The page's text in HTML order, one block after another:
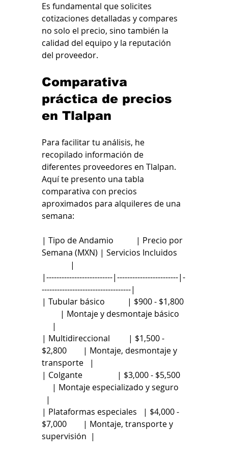
Es fundamental que solicites
cotizaciones detalladas y compares
no solo el precio, sino también la
calidad del equipo y la reputación
del proveedor.
Comparativa
práctica de precios
en Tlalpan
Para facilitar tu análisis, he
recopilado información de
diferentes proveedores en Tlalpan.
Aquí te presento una tabla
comparativa con precios
aproximados para alquileres de una
semana:
| Tipo de Andamio           | Precio por
Semana (MXN) | Servicios Incluidos
              |
|--------------------------|------------------------|-
-----------------------------------|
| Tubular básico           | $900 - $1,800
         | Montaje y desmontaje básico
     |
| Multidireccional         | $1,500 -
$2,800        | Montaje, desmontaje y
transporte   |
| Colgante                 | $3,000 - $5,500
     | Montaje especializado y seguro
  |
| Plataformas especiales   | $4,000 -
$7,000        | Montaje, transporte y
supervisión  |